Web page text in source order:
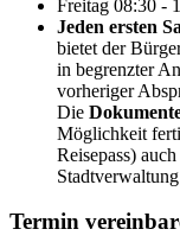
Freitag 08:30 -
Jeden ersten
bietet der
in begrenzter
vorheriger
Die
Möglichkeit
Reisepass)
Termin